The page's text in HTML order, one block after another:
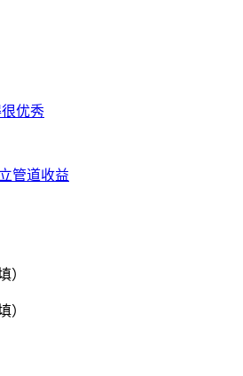
优秀
管道收益
）
）